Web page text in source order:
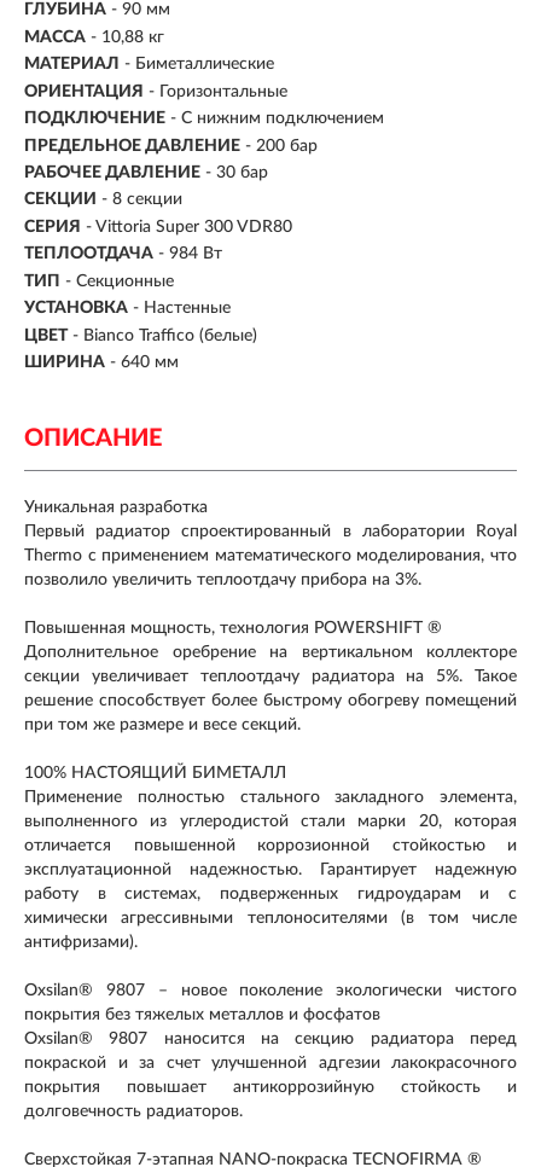
ГЛУБИНА - 90 мм
МАССА - 10,88 кг
МАТЕРИАЛ - Биметаллические
ОРИЕНТАЦИЯ - Горизонтальные
ПОДКЛЮЧЕНИЕ - С нижним подключением
ПРЕДЕЛЬНОЕ ДАВЛЕНИЕ - 200 бар
РАБОЧЕЕ ДАВЛЕНИЕ - 30 бар
СЕКЦИИ - 8 секции
СЕРИЯ - Vittoria Super 300 VDR80
ТЕПЛООТДАЧА - 984 Вт
ТИП - Секционные
УСТАНОВКА - Настенные
ЦВЕТ - Bianco Traffico (белые)
ШИРИНА - 640 мм
ОПИСАНИЕ
Уникальная разработка
Первый радиатор спроектированный в лаборатории Royal
Thermo с применением математического моделирования, что
позволило увеличить теплоотдачу прибора на 3%.
Повышенная мощность, технология POWERSHIFT ®
Дополнительное оребрение на вертикальном коллекторе
секции увеличивает теплоотдачу радиатора на 5%. Такое
решение способствует более быстрому обогреву помещений
при том же размере и весе секций.
100% НАСТОЯЩИЙ БИМЕТАЛЛ
Применение полностью стального закладного элемента,
выполненного из углеродистой стали марки 20, которая
отличается повышенной коррозионной стойкостью и
эксплуатационной надежностью. Гарантирует надежную
работу в системах, подверженных гидроударам и с
химически агрессивными теплоносителями (в том числе
антифризами).
Oxsilan® 9807 – новое поколение экологически чистого
покрытия без тяжелых металлов и фосфатов
Oxsilan® 9807 наносится на секцию радиатора перед
покраской и за счет улучшенной адгезии лакокрасочного
покрытия повышает антикоррозийную стойкость и
долговечность радиаторов.
Сверхстойкая 7-этапная NANO-покраска TECNOFIRMA ®